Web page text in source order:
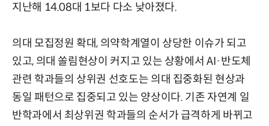
지난해 14.08대 1보다 다소 낮아졌다.
의대 모집정원 확대, 의약학계열이 상당한 이슈가 되고
있고, 의대 쏠림현상이 커지고 있는 상황에서 AI·반도체
관련 학과들의 상위권 선호도는 의대 집중화된 현상과
동일 패턴으로 집중되고 있는 양상이다. 기존 자연계 일
반학과에서 최상위권 학과들의 순서가 급격하게 바뀌고